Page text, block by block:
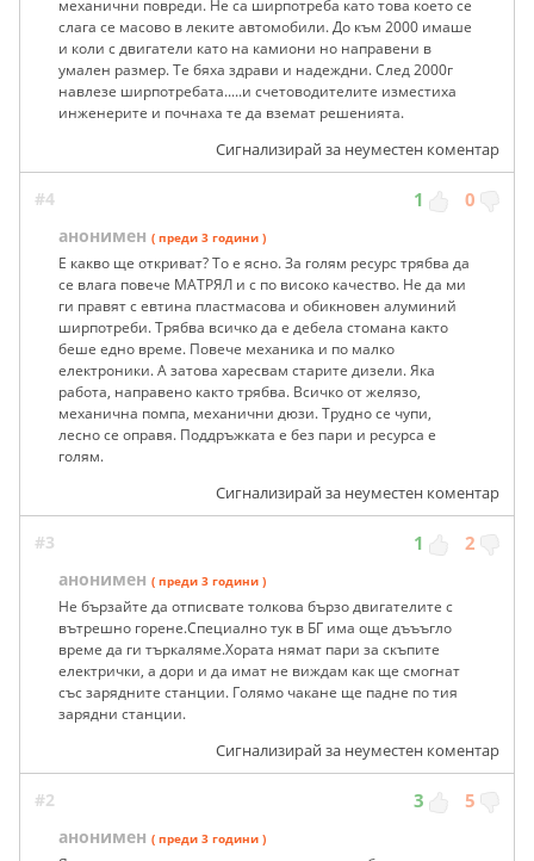
механични повреди. Не са ширпотреба като това което се
слага се масово в леките автомобили. До към 2000 имаше
и коли с двигатели като на камиони но направени в
умален размер. Те бяха здрави и надеждни. След 2000г
навлезе ширпотребата.....и счетоводителите изместиха
инженерите и почнаха те да вземат решенията.
Сигнализирай за неуместен коментар
#4 1 0
анонимен ( преди 3 години )
Е какво ще откриват? То е ясно. За голям ресурс трябва да
се влага повече МАТРЯЛ и с по високо качество. Не да ми
ги правят с евтина пластмасова и обикновен алуминий
ширпотреби. Трябва всичко да е дебела стомана както
беше едно време. Повече механика и по малко
електроники. А затова харесвам старите дизели. Яка
работа, направено както трябва. Всичко от желязо,
механична помпа, механични дюзи. Трудно се чупи,
лесно се оправя. Поддръжката е без пари и ресурса е
голям.
Сигнализирай за неуместен коментар
#3 1 2
анонимен ( преди 3 години )
Не бързайте да отписвате толкова бързо двигателите с
вътрешно горене.Специално тук в БГ има още дъъъгло
време да ги търкаляме.Хората нямат пари за скъпите
електрички, а дори и да имат не виждам как ще смогнат
със зарядните станции. Голямо чакане ще падне по тия
зарядни станции.
Сигнализирай за неуместен коментар
#2 3 5
анонимен ( преди 3 години )